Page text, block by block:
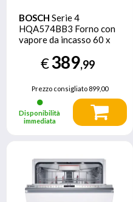
BOSCH Serie 4
HQA574BB3 Forno con
vapore da incasso 60 x
€389,99
Prezzo consigliato899,00
Disponibilità
immediata